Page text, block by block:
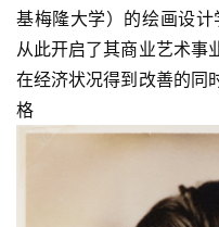
基梅隆大学）的绘画设计
从此开启了其商业艺术事
在经济状况得到改善的同